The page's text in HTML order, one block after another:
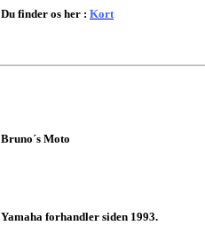
Du finder os her : Kort
Bruno´s Moto
Yamaha forhandler siden 1993.